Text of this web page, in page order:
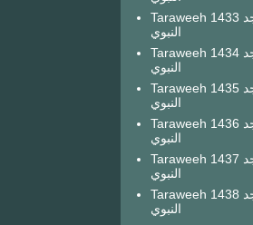
Taraweeh 1433 صلاة التراويح من المسجد
النبوي
Taraweeh 1434 صلاة التراويح من المسجد
النبوي
Taraweeh 1435 صلاة التراويح من المسجد
النبوي
Taraweeh 1436 صلاة التراويح من المسجد
النبوي
Taraweeh 1437 صلاة التراويح من المسجد
النبوي
Taraweeh 1438 صلاة التراويح من المسجد
النبوي